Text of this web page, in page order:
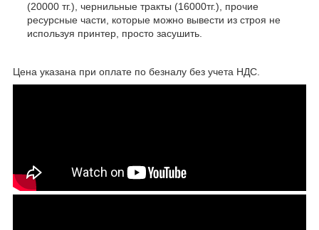
(20000 тг.), чернильные тракты (16000тг.), прочие
ресурсные части, которые можно вывести из строя не
используя принтер, просто засушить.
Цена указана при оплате по безналу без учета НДС.